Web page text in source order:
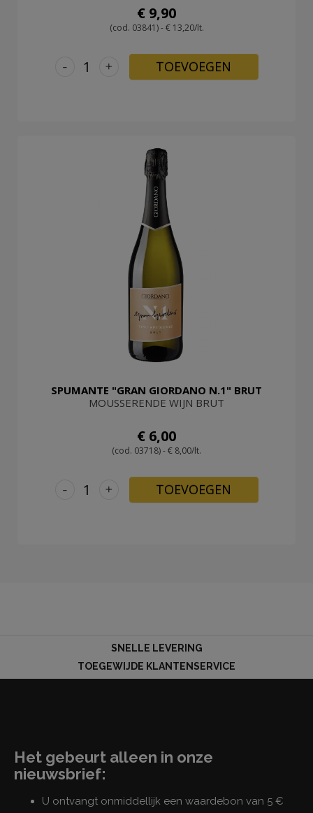
€ 9,90
(cod. 03841) - € 13,20/lt.
+
- TOEVOEGEN
SPUMANTE "GRAN GIORDANO N.1" BRUT
MOUSSERENDE WIJN BRUT
€ 6,00
(cod. 03718) - € 8,00/lt.
+
- TOEVOEGEN
SNELLE LEVERING
TOEGEWIJDE KLANTENSERVICE
Het gebeurt alleen in onze
nieuwsbrief:
U ontvangt onmiddellijk een waardebon van 5 €